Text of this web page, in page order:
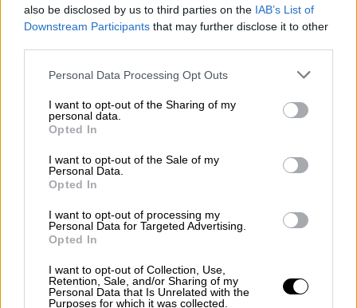
also be disclosed by us to third parties on the IAB’s List of
Downstream Participants that may further disclose it to other
Please note that this website/app uses one or more Google
not limited to your visit or usage behaviour. You may click to
grant or deny consent to Google and its third-party tags to
use your data for below specified purposes in below Google
consent section.
Personal Data Processing Opt Outs
I want to opt-out of the Sharing of my
personal data.
Opted In
I want to opt-out of the Sale of my
Personal Data.
Opted In
I want to opt-out of processing my
Personal Data for Targeted Advertising.
Opted In
I want to opt-out of Collection, Use,
Retention, Sale, and/or Sharing of my
Personal Data that Is Unrelated with the
Purposes for which it was collected.
Ηράκλειο, Πάρτιρα, Δ. Μινώα Πεδιάδας,
12:30-13:30
Πεδιάδας, 14:00-14:30
Ηράκλειο, Γάσι, Δ. Μινώα Πεδιάδας,
09:00-10:00
Ηράκλειο, Άνω Πουλιά, Δ. Μινώα
Πεδιάδας, 11:00-12:00
Ηράκλειο, Κάτω Πουλιά, Δ. Μινώα
Θάσος, Κέντρο Υγείας Πρίνου, 08:00-
14:00
Θεσπρωτία, Ηγουμενίτσα, Πολιτιστικό
Κέντρο Πάνθεον, 09:00-17:00